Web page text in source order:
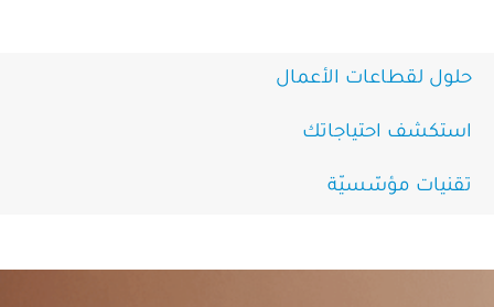
حلول لقطاعات الأعمال
استكشف احتياجاتك
تقنيات مؤسّسيّة